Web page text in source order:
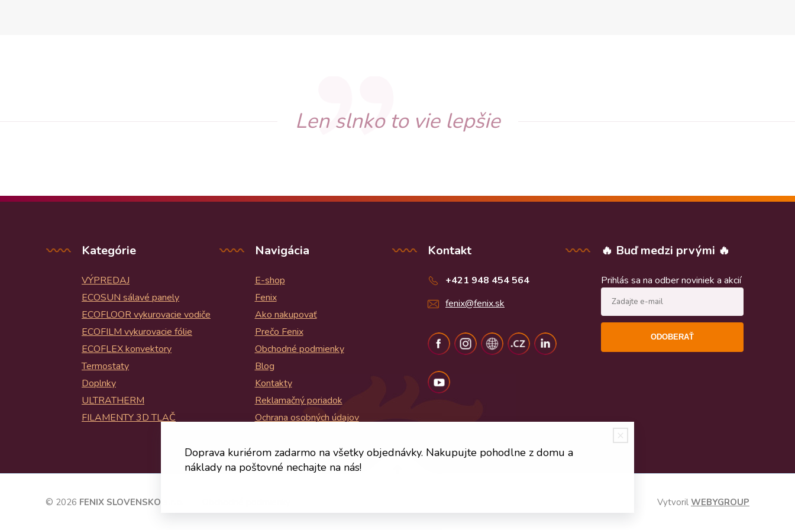
Len slnko to vie lepšie
Kategórie
VÝPREDAJ
ECOSUN sálavé panely
ECOFLOOR vykurovacie vodiče
ECOFILM vykurovacie fólie
ECOFLEX konvektory
Termostaty
Doplnky
ULTRATHERM
FILAMENTY 3D TLAČ
Navigácia
E-shop
Fenix
Ako nakupovať
Prečo Fenix
Obchodné podmienky
Blog
Kontakty
Reklamačný poriadok
Ochrana osobných údajov
Kontakt
+421 948 454 564
fenix@fenix.sk
🔥 Buď medzi prvými 🔥
Prihlás sa na odber noviniek a akcií
ODOBERAŤ
© 2026 FENIX SLOVENSKO s.r.o. Vytvoril WEBYGROUP
Doprava kuriérom zadarmo na všetky objednávky. Nakupujte pohodlne z domu a
náklady na poštovné nechajte na nás!